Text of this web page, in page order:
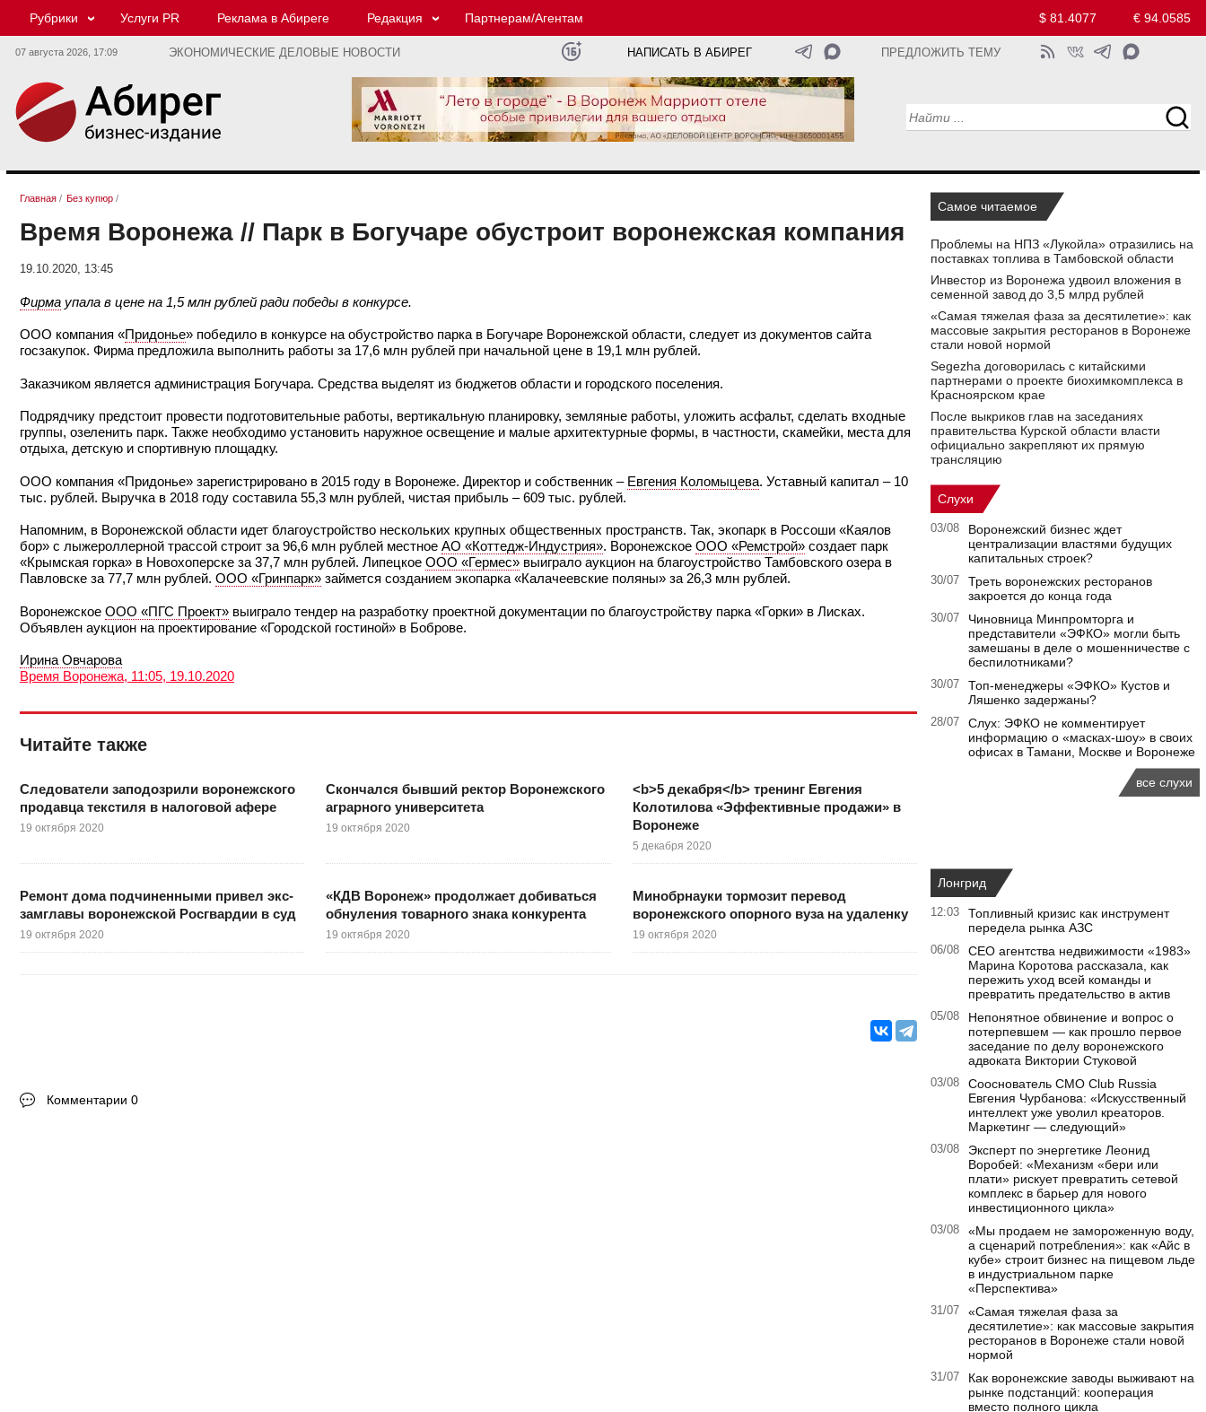
Рубрики Услуги PR Реклама в Абиреге Редакция Партнерам/Агентам $ 81.4077 € 94.0585
07 августа 2026, 17:09 ЭКОНОМИЧЕСКИЕ ДЕЛОВЫЕ НОВОСТИ НАПИСАТЬ В АБИРЕГ ПРЕДЛОЖИТЬ ТЕМУ
Главная / Без купюр /
Время Воронежа // Парк в Богучаре обустроит воронежская компания
19.10.2020, 13:45
Фирма упала в цене на 1,5 млн рублей ради победы в конкурсе.
ООО компания «Придонье» победило в конкурсе на обустройство парка в Богучаре Воронежской области, следует из документов сайта
госзакупок. Фирма предложила выполнить работы за 17,6 млн рублей при начальной цене в 19,1 млн рублей.
Заказчиком является администрация Богучара. Средства выделят из бюджетов области и городского поселения.
Подрядчику предстоит провести подготовительные работы, вертикальную планировку, земляные работы, уложить асфальт, сделать входные
группы, озеленить парк. Также необходимо установить наружное освещение и малые архитектурные формы, в частности, скамейки, места для
отдыха, детскую и спортивную площадку.
ООО компания «Придонье» зарегистрировано в 2015 году в Воронеже. Директор и собственник – Евгения Коломыцева. Уставный капитал – 10
тыс. рублей. Выручка в 2018 году составила 55,3 млн рублей, чистая прибыль – 609 тыс. рублей.
Напомним, в Воронежской области идет благоустройство нескольких крупных общественных пространств. Так, экопарк в Россоши «Каялов
бор» с лыжероллерной трассой строит за 96,6 млн рублей местное АО «Коттедж-Индустрия». Воронежское ООО «Ремстрой» создает парк
«Крымская горка» в Новохоперске за 37,7 млн рублей. Липецкое ООО «Гермес» выиграло аукцион на благоустройство Тамбовского озера в
Павловске за 77,7 млн рублей. ООО «Гринпарк» займется созданием экопарка «Калачеевские поляны» за 26,3 млн рублей.
Воронежское ООО «ПГС Проект» выиграло тендер на разработку проектной документации по благоустройству парка «Горки» в Лисках.
Объявлен аукцион на проектирование «Городской гостиной» в Боброве.
Ирина Овчарова
Время Воронежа, 11:05, 19.10.2020
Читайте также
Следователи заподозрили воронежского
продавца текстиля в налоговой афере
19 октября 2020
Скончался бывший ректор Воронежского
аграрного университета
19 октября 2020
<b>5 декабря</b> тренинг Евгения
Колотилова «Эффективные продажи» в
Воронеже
5 декабря 2020
Ремонт дома подчиненными привел экс-
замглавы воронежской Росгвардии в суд
19 октября 2020
«КДВ Воронеж» продолжает добиваться
обнуления товарного знака конкурента
19 октября 2020
Минобрнауки тормозит перевод
воронежского опорного вуза на удаленку
19 октября 2020
Комментарии 0
Самое читаемое
Проблемы на НПЗ «Лукойла» отразились на
поставках топлива в Тамбовской области
Инвестор из Воронежа удвоил вложения в
семенной завод до 3,5 млрд рублей
«Самая тяжелая фаза за десятилетие»: как
массовые закрытия ресторанов в Воронеже
стали новой нормой
Segezha договорилась с китайскими
партнерами о проекте биохимкомплекса в
Красноярском крае
После выкриков глав на заседаниях
правительства Курской области власти
официально закрепляют их прямую
трансляцию
Слухи
03/08
Воронежский бизнес ждет
централизации властями будущих
капитальных строек?
30/07
Треть воронежских ресторанов
закроется до конца года
30/07
Чиновница Минпромторга и
представители «ЭФКО» могли быть
замешаны в деле о мошенничестве с
беспилотниками?
30/07
Топ-менеджеры «ЭФКО» Кустов и
Ляшенко задержаны?
28/07
Слух: ЭФКО не комментирует
информацию о «масках-шоу» в своих
офисах в Тамани, Москве и Воронеже
все слухи
Лонгрид
12:03
Топливный кризис как инструмент
передела рынка АЗС
06/08
CEO агентства недвижимости «1983»
Марина Коротова рассказала, как
пережить уход всей команды и
превратить предательство в актив
05/08
Непонятное обвинение и вопрос о
потерпевшем — как прошло первое
заседание по делу воронежского
адвоката Виктории Стуковой
03/08
Сооснователь CMO Club Russia
Евгения Чурбанова: «Искусственный
интеллект уже уволил креаторов.
Маркетинг — следующий»
03/08
Эксперт по энергетике Леонид
Воробей: «Механизм «бери или
плати» рискует превратить сетевой
комплекс в барьер для нового
инвестиционного цикла»
03/08
«Мы продаем не замороженную воду,
а сценарий потребления»: как «Айс в
кубе» строит бизнес на пищевом льде
в индустриальном парке
«Перспектива»
31/07
«Самая тяжелая фаза за
десятилетие»: как массовые закрытия
ресторанов в Воронеже стали новой
нормой
31/07
Как воронежские заводы выживают на
рынке подстанций: кооперация
вместо полного цикла